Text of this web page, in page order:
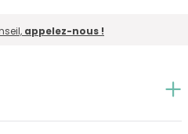
appelez-nous !